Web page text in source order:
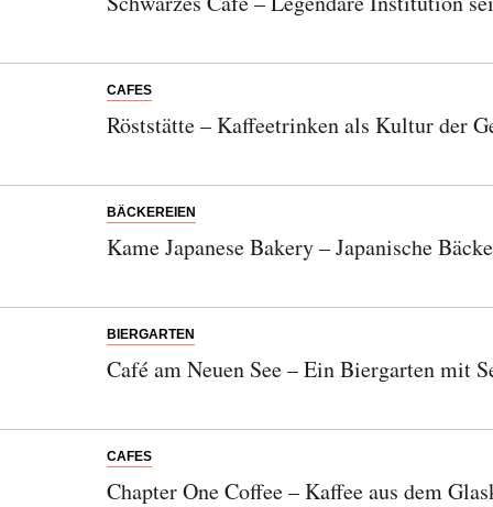
CAFES
Röststätte – Kaffeetrinken als Kultur der
BÄCKEREIEN
Kame Japanese Bakery – Japanische
BIERGARTEN
Café am Neuen See – Ein Biergarten mit
CAFES
Chapter One Coffee – Kaffee aus dem